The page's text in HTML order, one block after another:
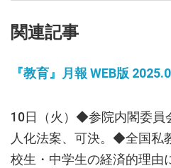
関連記事
『教育』月報 WEB版
10日（火）◆参院内閣委員
人化法案、可決。◆全国私
校生・中学生の経済的理由